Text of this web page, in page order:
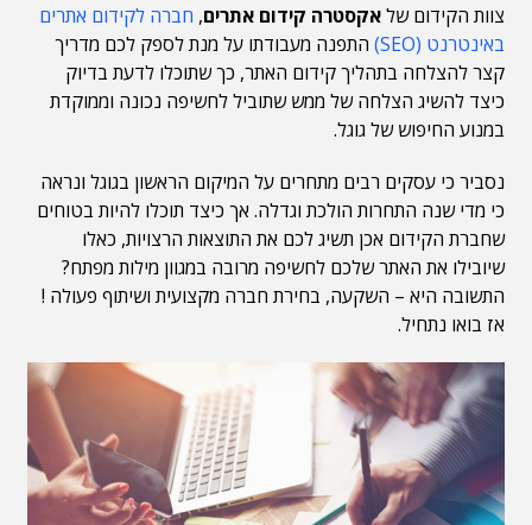
צוות הקידום שלאקסטרה קידום אתרים, חברה לקידום אתרים
באינטרנט (SEO)
התפנה מעבודתו על מנת לספק לכם מדריך
קצר להצלחה בתהליך קידום האתר, כך שתוכלו לדעת בדיוק
כיצד להשיג הצלחה של ממש שתוביל לחשיפה נכונה וממוקדת
במנוע החיפוש של גוגל.
נסביר כי עסקים רבים מתחרים על המיקום הראשון בגוגל ונראה
כי מדי שנה התחרות הולכת וגדלה. אך כיצד תוכלו להיות בטוחים
שחברת הקידום אכן תשיג לכם את התוצאות הרצויות, כאלו
שיובילו את האתר שלכם לחשיפה מרובה במגוון מילות מפתח?
התשובה היא – השקעה, בחירת חברה מקצועית ושיתוף פעולה !
אז בואו נתחיל.